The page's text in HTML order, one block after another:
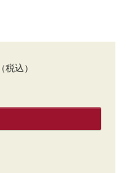
（税込）